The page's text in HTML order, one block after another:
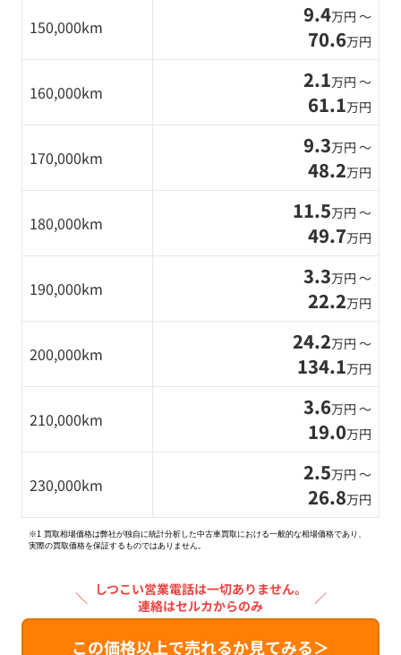
150,000km 9.4万円 〜
70.6万円
160,000km 2.1万円 〜
61.1万円
170,000km 9.3万円 〜
48.2万円
180,000km 11.5万円 〜
49.7万円
190,000km 3.3万円 〜
22.2万円
200,000km 24.2万円 〜
134.1万円
210,000km 3.6万円 〜
19.0万円
230,000km 2.5万円 〜
26.8万円
※1 買取相場価格は弊社が独自に統計分析した中古車買取における一般的な相場価格であり、
実際の買取価格を保証するものではありません。
＼ しつこい営業電話は一切ありません。
連絡はセルカからのみ
／
この価格以上で売れるか見てみる＞